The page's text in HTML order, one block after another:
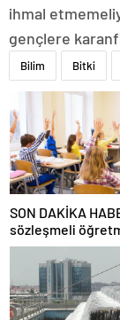
ihmal
gençlere
Bilim Bitki
SON DAKİKA
sözleşmeli
atamasında sözlü
kazanan adaylar